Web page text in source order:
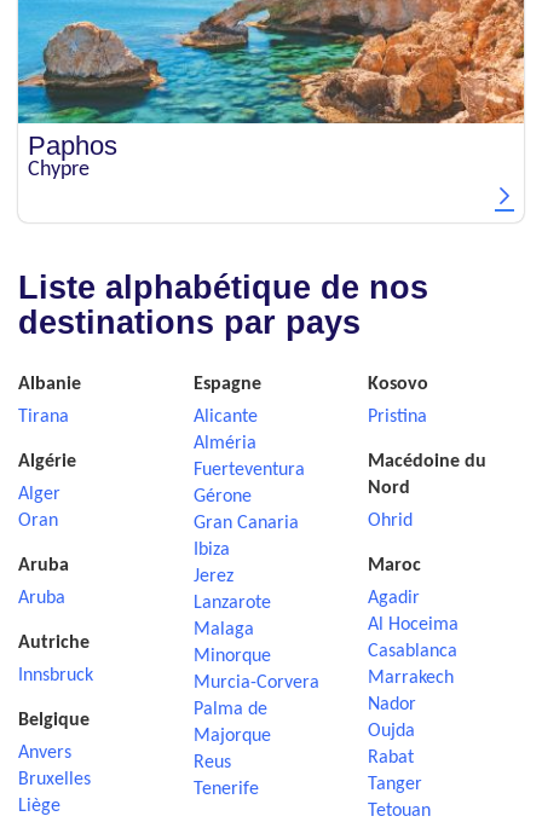
Paphos
Chypre
Liste alphabétique de nos
destinations par pays
Albanie
Tirana
Algérie
Alger
Oran
Aruba
Aruba
Autriche
Innsbruck
Belgique
Anvers
Bruxelles
Liège
Espagne
Alicante
Alméria
Fuerteventura
Gérone
Gran Canaria
Ibiza
Jerez
Lanzarote
Malaga
Minorque
Murcia-Corvera
Palma de
Majorque
Reus
Tenerife
Kosovo
Pristina
Macédoine du
Nord
Ohrid
Maroc
Agadir
Al Hoceima
Casablanca
Marrakech
Nador
Oujda
Rabat
Tanger
Tetouan